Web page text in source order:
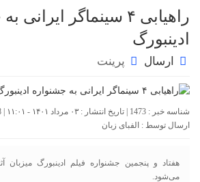
راهیابی ۴ سینماگر
ادینبورگ
ارسال پرینت
شناسه خبر : 1473 | تاریخ انتشار : ۰۳ مرداد ۱۴۰۱ - ۱۱:۰۱ | 638 بازدید | تعداد دیدگاه :
ارسال توسط : الفبای زبان
هفتاد و پنجمین جشنواره فیلم ادینبورگ میزبان
می‌شود.